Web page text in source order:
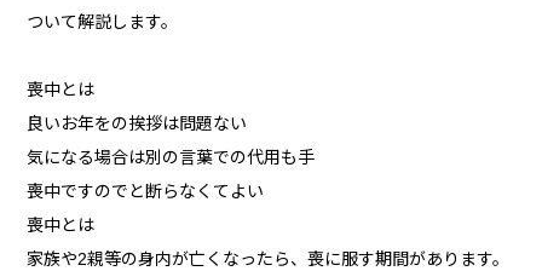
ついて解説します。
喪中とは
良いお年をの挨拶は問題ない
気になる場合は別の言葉での代用も手
喪中ですのでと断らなくてよい
喪中とは
家族や2親等の身内が亡くなったら、喪に服す期間があります。